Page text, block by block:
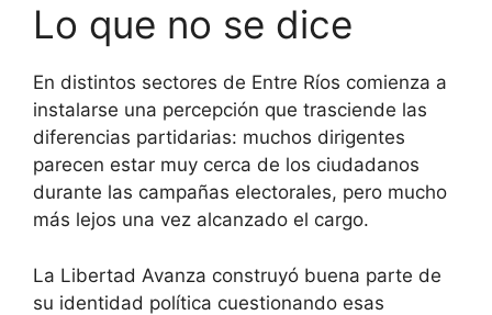
Lo que no se dice
En distintos sectores de Entre Ríos comienza a
instalarse una percepción que trasciende las
diferencias partidarias: muchos dirigentes
parecen estar muy cerca de los ciudadanos
durante las campañas electorales, pero mucho
más lejos una vez alcanzado el cargo.
La Libertad Avanza construyó buena parte de
su identidad política cuestionando esas